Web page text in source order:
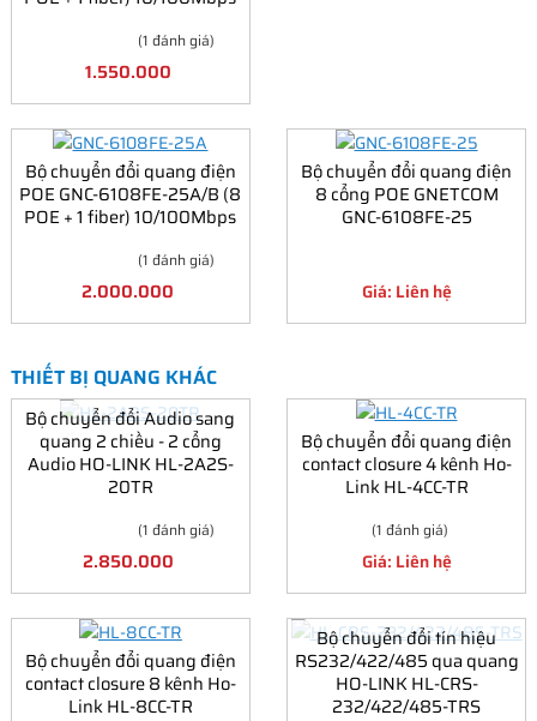
(1 đánh giá)
1.550.000
Bộ chuyển đổi quang điện
POE GNC-6108FE-25A/B (8
POE + 1 fiber) 10/100Mbps
(1 đánh giá)
2.000.000
Bộ chuyển đổi quang điện
8 cổng POE GNETCOM
GNC-6108FE-25
Giá: Liên hệ
THIẾT BỊ QUANG KHÁC
Bộ chuyển đổi Audio sang
quang 2 chiều - 2 cổng
Audio HO-LINK HL-2A2S-
20TR
(1 đánh giá)
2.850.000
Bộ chuyển đổi quang điện
contact closure 4 kênh Ho-
Link HL-4CC-TR
(1 đánh giá)
Giá: Liên hệ
Bộ chuyển đổi quang điện
contact closure 8 kênh Ho-
Link HL-8CC-TR
Bộ chuyển đổi tín hiệu
RS232/422/485 qua quang
HO-LINK HL-CRS-
232/422/485-TRS